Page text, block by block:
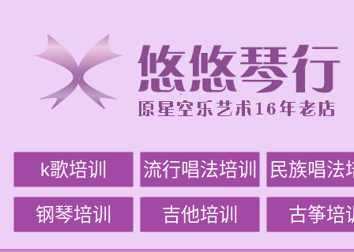
k歌培训 流行唱法培训 民族唱法
钢琴培训 吉他培训 古筝培